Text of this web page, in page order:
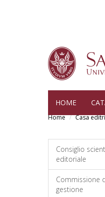
HOME
Home Casa
Consiglio
editoriale
Commissione
gestione